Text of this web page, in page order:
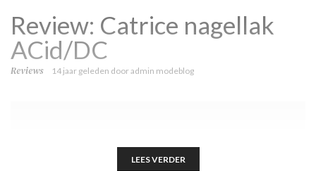
Review: Catrice nagellak
ACid/DC
Reviews 14 jaar geleden dooradmin modeblog
LEES VERDER